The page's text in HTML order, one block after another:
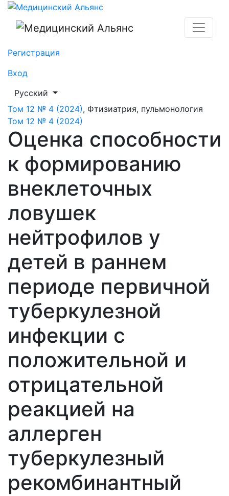
Оценка способности к формированию внеклеточных
Регистрация
Вход
##plugins.themes.healthSciences.language.toggle##
Русский
Том 12 № 4 (2024), Фтизиатрия, пульмонология
Том 12 № 4 (2024)
Оценка способности
к формированию
внеклеточных
ловушек
нейтрофилов у
детей в раннем
периоде первичной
туберкулезной
инфекции с
положительной и
отрицательной
реакцией на
аллерген
туберкулезный
рекомбинантный